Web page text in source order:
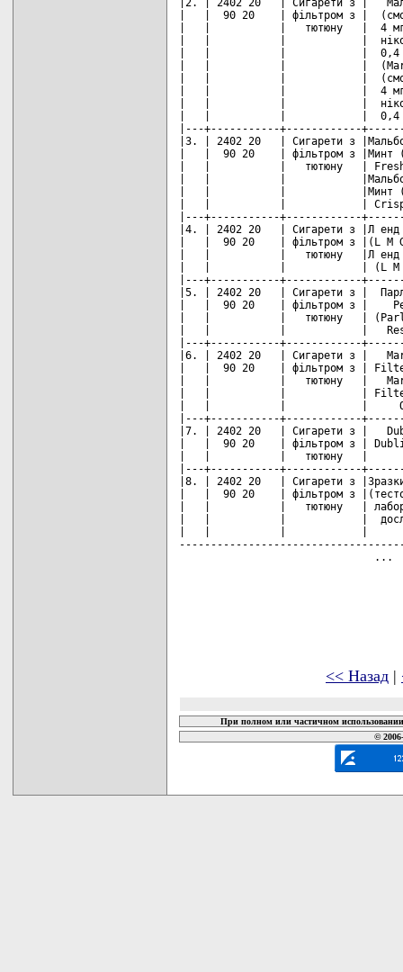
|   |  90 20    | фільтром з |
|   |           |   тютюну   |  4
|   |           |            |
|   |           |            |  0,4
|   |           |            |
|   |           |            |
|   |           |            |  4
|   |           |            |
|   |           |            |  0,4
|---+-----------+------------
|3. | 2402 20   | Сигарети з
|   |  90 20    | фільтром з
|   |           |   тютюну   |
|   |           |
|   |           |            |Минт
|   |           |            |
|---+-----------+------------
|4. | 2402 20   | Сигарети з |Л
|   |  90 20    | фільтром з |(L
|   |           |   тютюну   |Л
|   |           |            | (L M
|---+-----------+------------
|5. | 2402 20   | Сигарети з |
|   |  90 20    | фільтром з |
|   |           |   тютюну   |
|   |           |            |
|---+-----------+------------
|6. | 2402 20   | Сигарети з |
|   |  90 20    | фільтром з |
|   |           |   тютюну   |
|   |           |            |
|   |           |            |
|---+-----------+------------
|7. | 2402 20   | Сигарети з |
|   |  90 20    | фільтром з |
|   |           |   тютюну   |
|---+-----------+------------
|8. | 2402 20   | Сигарети з
|   |  90 20    | фільтром з
|   |           |   тютюну   |
|   |           |            |
                               ...
<< Назад |
При полном или частичном
©